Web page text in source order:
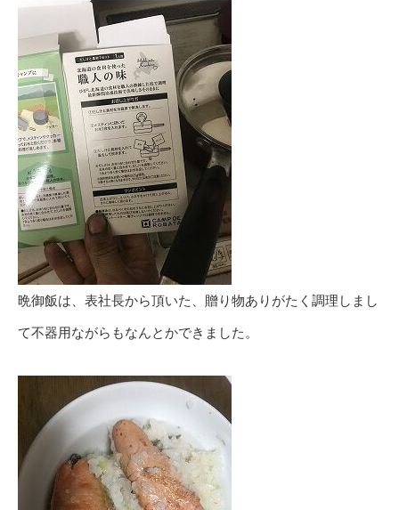
晩御飯は、表社長から頂いた、贈り物ありがたく調理しまし
て不器用ながらもなんとかできました。